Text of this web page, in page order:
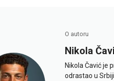
O autoru
Nikola
Nikola Čavić je
odrastao u